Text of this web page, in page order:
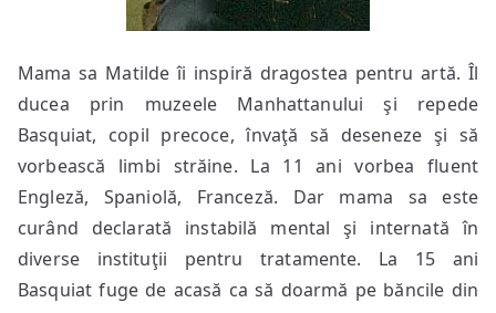
Mama sa Matilde îi inspiră dragostea pentru artă. Îl
ducea prin muzeele Manhattanului şi repede
Basquiat, copil precoce, învaţă să deseneze şi să
vorbească limbi străine. La 11 ani vorbea fluent
Engleză, Spaniolă, Franceză. Dar mama sa este
curând declarată instabilă mental şi internată în
diverse instituţii pentru tratamente. La 15 ani
Basquiat fuge de acasă ca să doarmă pe băncile din